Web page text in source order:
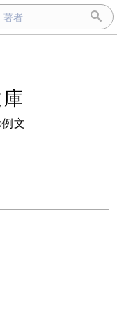
例文